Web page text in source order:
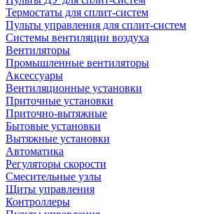
Термостаты для сплит-систем
Пульты управления для сплит-систем
Системы вентиляции воздуха
Вентиляторы
Промышленные вентиляторы
Аксессуары
Вентиляционные установки
Приточные установки
Приточно-вытяжные
Бытовые установки
Вытяжные установки
Автоматика
Регуляторы скорости
Смесительные узлы
Щиты управления
Контроллеры